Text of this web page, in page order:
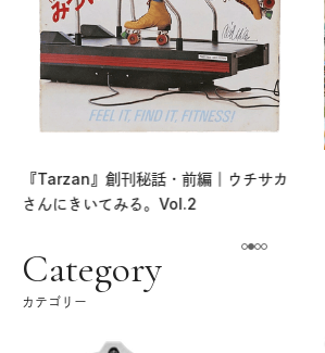
『Tarzan』創刊秘話・前編｜ウチサカ
さんにきいてみる。Vol.2
Category
カテゴリー